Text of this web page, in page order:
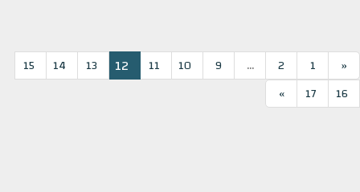
«
1
2
...
9
10
11
12
13
14
15
16
17
»